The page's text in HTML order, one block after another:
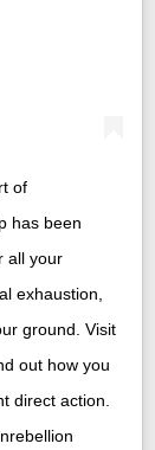
of
has been
all your
exhaustion,
ground. Visit
out how you
direct action.